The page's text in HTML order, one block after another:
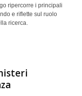
ripercorre i principali
e riflette sul ruolo
ricerca.